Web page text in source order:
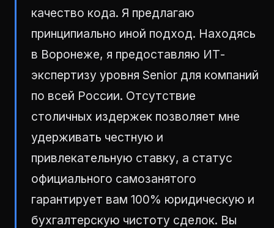
качество кода. Я предлагаю
принципиально иной подход. Находясь
в Воронеже, я предоставляю ИТ-
экспертизу уровня Senior для компаний
по всей России. Отсутствие
столичных издержек позволяет мне
удерживать честную и
привлекательную ставку, а статус
официального самозанятого
гарантирует вам 100% юридическую и
бухгалтерскую чистоту сделок. Вы